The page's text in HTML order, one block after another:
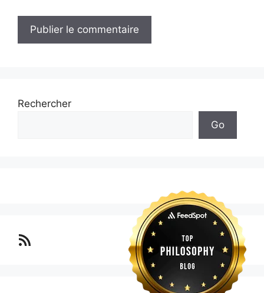
Rechercher
Go
Lo blog Surimposium